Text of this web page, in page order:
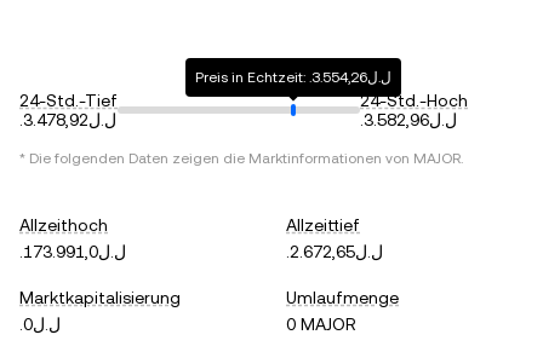
24-Std.-Tief
.ل.ل3.478,92
Preis in Echtzeit: .ل.ل3.554,26
24-Std.-Hoch
.ل.ل3.582,96
* Die folgenden Daten zeigen die Marktinformationen von MAJOR.
Allzeithoch
.ل.ل173.991,0
Allzeittief
.ل.ل2.672,65
Marktkapitalisierung
.ل.ل0
Umlaufmenge
0 MAJOR